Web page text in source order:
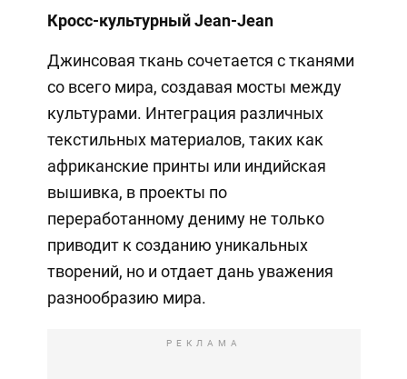
Кросс-культурный Jean-Jean
Джинсовая ткань сочетается с тканями
со всего мира, создавая мосты между
культурами. Интеграция различных
текстильных материалов, таких как
африканские принты или индийская
вышивка, в проекты по
переработанному дениму не только
приводит к созданию уникальных
творений, но и отдает дань уважения
разнообразию мира.
РЕКЛАМА